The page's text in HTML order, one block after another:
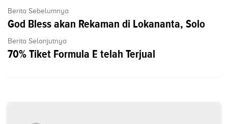
Berita Sebelumnya
God Bless akan Rekaman di Lokananta, Solo
Berita Selanjutnya
70% Tiket Formula E telah Terjual